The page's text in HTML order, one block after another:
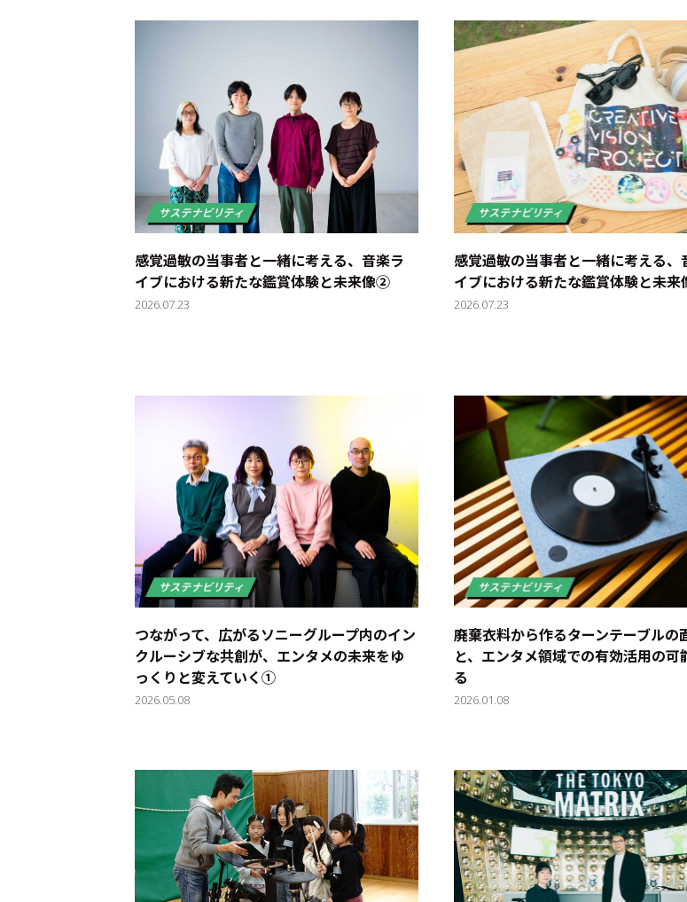
感覚過敏の当事者と一緒に考える、音楽ラ
イブにおける新たな鑑賞体験と未来像②
2026.07.23
感覚過敏の当事者と一緒に考える、
イブにおける新たな鑑賞体験と未
2026.07.23
つながって、広がる――ソニーグループ内のイン
クルーシブな共創が、エンタメの未来をゆ
っくりと変えていく①
2026.05.08
廃棄衣料から作るターンテーブルの
と、エンタメ領域での有効活用の可
る
2026.01.08